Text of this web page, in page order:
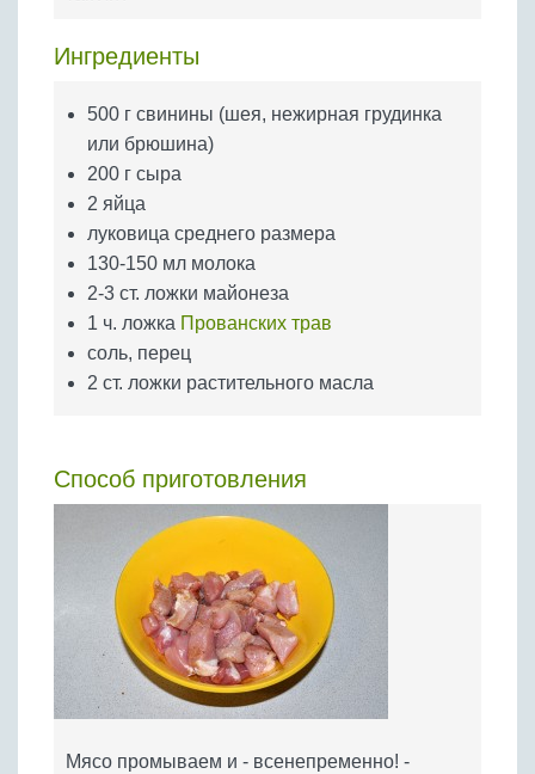
Яйца
Ингредиенты
500 г свинины (шея, нежирная грудинка
или брюшина)
200 г сыра
2 яйца
луковица среднего размера
130-150 мл молока
2-3 ст. ложки майонеза
1 ч. ложка Прованских трав
соль, перец
2 ст. ложки растительного масла
Способ приготовления
Мясо промываем и - всенепременно! -